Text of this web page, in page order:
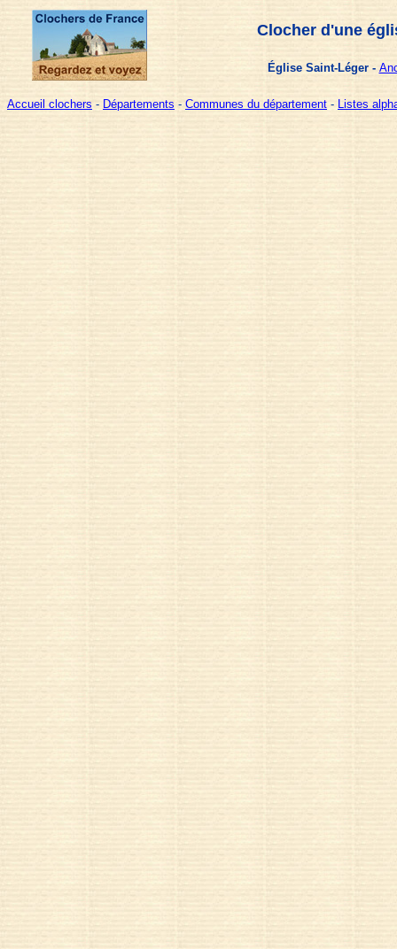
Clocher d'une
Église Saint-Léger -
Accueil clochers - Départements - Communes du département - Listes